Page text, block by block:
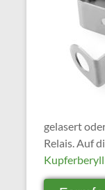
gelasert
Relais. Auf